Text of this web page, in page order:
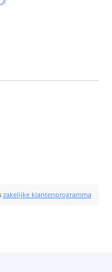
zakelijke klantenprogramma